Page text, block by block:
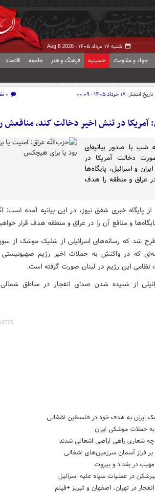
شنبه ۱۷ مرداد ۱۴۰۵ - Aug 8 2026
جهاد و مقاومت حسینیه فرهنگ و هنر جامعه اقتصاد
تاریخ انتشار: ۱۸ خرداد ۱۴۰۵ - ۰۰:۰۹ ۰ نظر
آمریکا در تنش اخیر دخالت کند، منافعش
شب با صدور بیانیه‌ای
دخالت آمریکا در
و اسرائیل، پایگاه‌ها
عراق و منطقه را هدف
پایگاه خبری شفق نیوز، در این بیانیه آمده است:
و منافع آن را در عراق و منطقه هدف قرار
شد که رسانه‌های اسرائیلی از شلیک موشک از
که در واکنش به حملات اخیر رژیم
این رژیم در لبنان صورت گرفته است.
از شنیده شدن صدای انفجار در مناطق
ایران به هدف خود در فلسطین اشغالی
حملات موشکی ایران
چه شعاری راهی اراضی اشغالی شدند
فراز آسمان سرزمین‌های اشغالی
در بغداد و بیروت
در عملیات سپاه علیه اسرائیل
در تهران، اصفهان و تبریز +فیلم